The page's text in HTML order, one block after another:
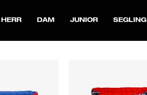
HERR DAM JUNIOR SEGLING